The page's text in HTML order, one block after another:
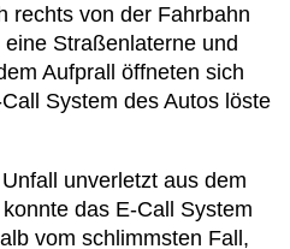
rechts von der Fahrbahn
Straßenlaterne und
Aufprall öffneten sich
System des Autos löste
unverletzt aus dem
das E-Call System
vom schlimmsten Fall,